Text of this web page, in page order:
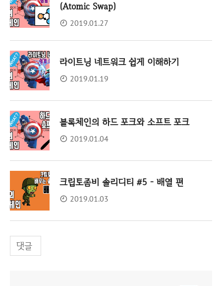
(Atomic Swap)
2019.01.27
라이트닝 네트워크 쉽게 이해하기
2019.01.19
블록체인의 하드 포크와 소프트 포크
2019.01.04
크립토좀비 솔리디티 #5 - 배열 편
2019.01.03
댓글